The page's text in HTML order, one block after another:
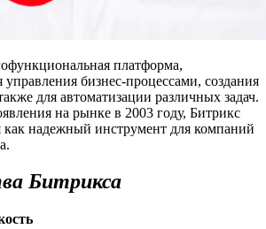
платформа,
управления бизнес-процессами, создания
для автоматизации различных задач.
на рынке в 2003 году, Битрикс
как надежный инструмент для компаний
Битрикса